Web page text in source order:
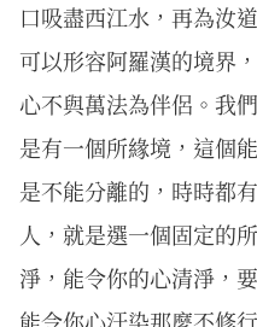
口吸盡西江水，再為汝
可以形容阿羅漢的境界
心不與萬法為伴侶。我
是有一個所緣境，這個
是不能分離的，時時都
人，就是選一個固定的
淨，能令你的心清淨，